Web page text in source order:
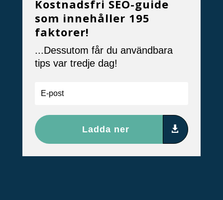
Kostnadsfri SEO-guide
som innehåller 195
faktorer!
...Dessutom får du användbara
tips var tredje dag!
Ladda ner